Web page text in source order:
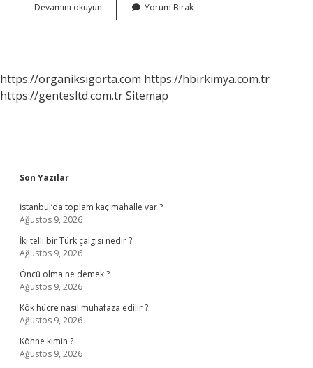
Devamını okuyun
Kelimesi
Yorum Bırak
https://organiksigorta.com https://hbirkimya.com.tr
https://gentesltd.com.trSitemap
Sidebar
Son Yazılar
İstanbul’da toplam kaç mahalle var ?
Ağustos 9, 2026
İki telli bir Türk çalgısı nedir ?
Ağustos 9, 2026
Öncü olma ne demek ?
Ağustos 9, 2026
Kök hücre nasıl muhafaza edilir ?
Ağustos 9, 2026
Köhne kimin ?
Ağustos 9, 2026